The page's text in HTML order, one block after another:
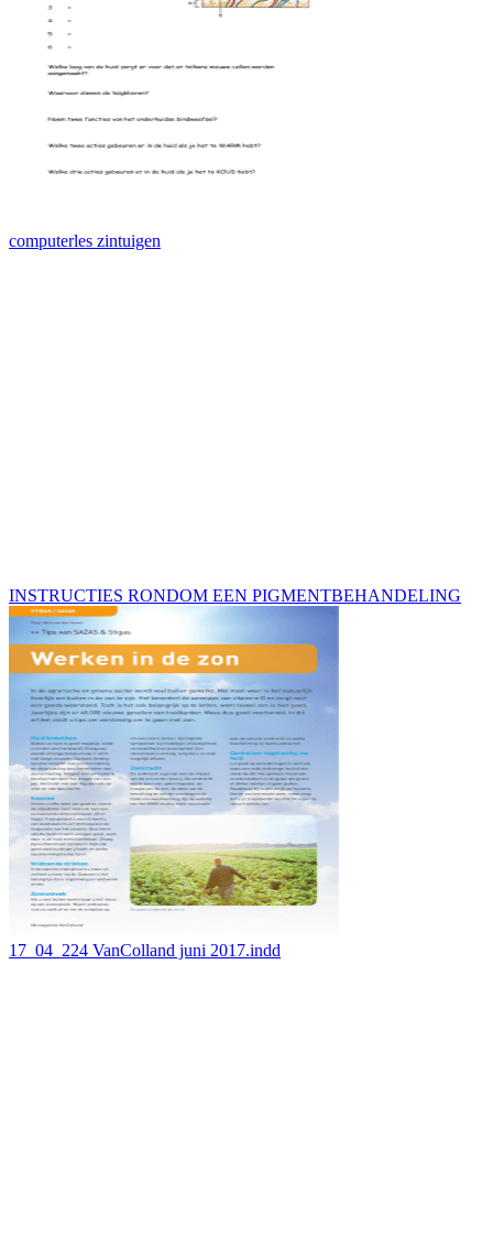
computerles zintuigen
INSTRUCTIES RONDOM EEN PIGMENTBEHANDELING
17_04_224 VanColland juni 2017.indd